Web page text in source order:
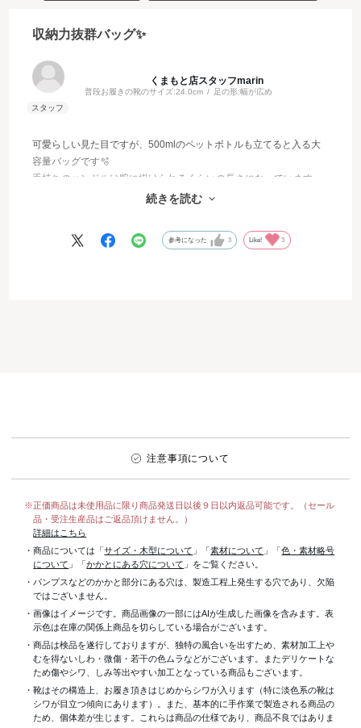
収納力抜群バッグ✨
くまもと店スタッフmarin
普段お履きの靴のサイズ:24.0cm 足の形:幅が広め
可愛らしい見た目ですが、500mlのペットボトルも立てると入る大
容量バッグです🫧
手持ちのハンドルは腕に掛けられるくらいの長さになっています
続きを読む
参考になった 3 Like! 3
注意事項について
※正価商品は未使用品に限り商品発送日以後９日以内返品可能です。（セール
品・受注生産品はご返品頂けません。）
詳細はこちら
・商品については「サイズ・木型について 」「素材について 」「色・素材略号
について 」「かかとにある穴について 」をご覧ください。
・パンプスなどのかかと部分にある穴は、製造工程上発生する穴であり、欠陥
ではございません。
・画像はイメージです。商品画像の一部にはAIが生成した画像を含みます。表
示色は在庫の関係上商品を切らしている場合がございます。
・商品は検品を遂行しておりますが、独特の風合いを出すため、素材加工上
むを得ないしわ・微傷・若干の色ムラなどがございます。またデリケートな
ため傷やシワ、しみ等出やすい加工となっている商品もございます。
・靴はその構造上、お履き頂きはじめからシワが入ります（特に淡色系の靴は
シワが目立つ傾向にあります）。また、基本的に手作業で製造される商品の
ため、個体差が生じます。これらは商品の仕様であり、商品不良ではありま